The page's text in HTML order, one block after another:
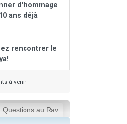
d'hommage
ans déjà
rencontrer le
à venir
Questions au Rav